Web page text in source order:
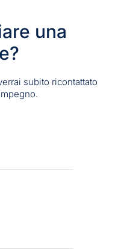
una
subito ricontattato